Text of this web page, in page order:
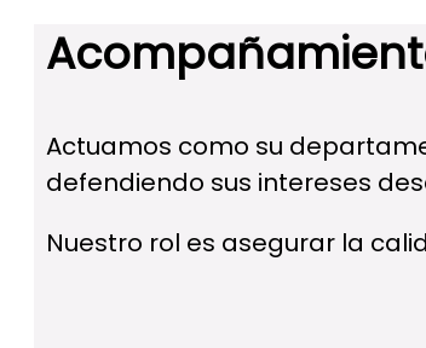
Actuamos como su
defendiendo sus intereses
Nuestro rol es asegurar la